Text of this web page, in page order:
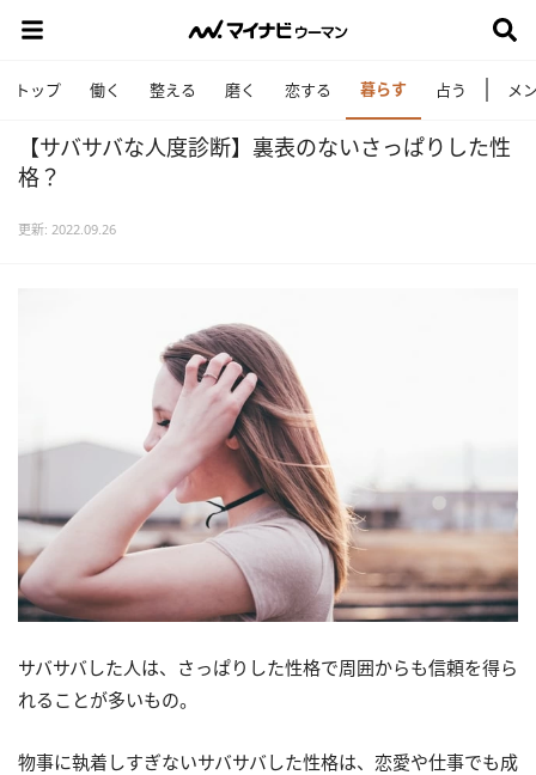
トップ 働く 整える 磨く 恋する 暮らす 占う メ
【サバサバな人度診断】裏表のないさっぱりした性
格？
更新: 2022.09.26
サバサバした人は、さっぱりした性格で周囲からも信頼を得ら
れることが多いもの。
物事に執着しすぎないサバサバした性格は、恋愛や仕事でも成